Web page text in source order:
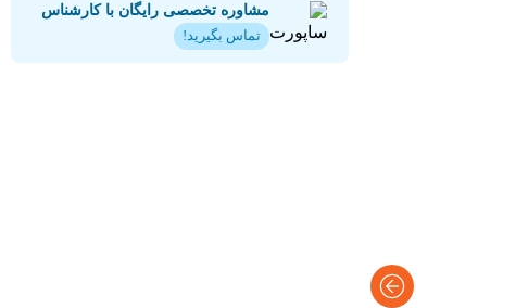
مشاوره تخصصی رایگان با کارشناس
تماس بگیرید!